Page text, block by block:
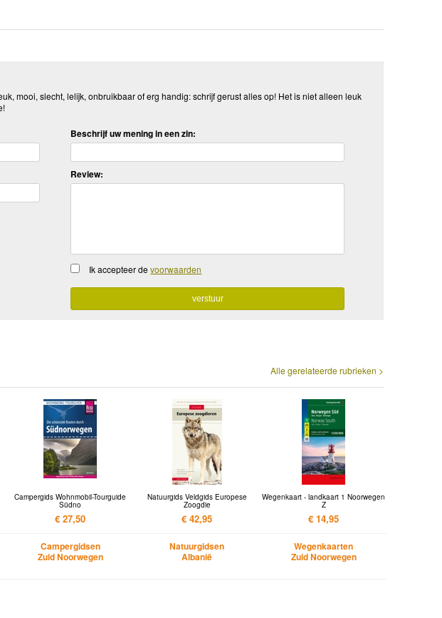
mooi, slecht, lelijk, onbruikbaar of erg handig: schrijf gerust alles op! Het is niet alleen leuk
Beschrijf uw mening in een zin:
Review:
Ik accepteer devoorwaarden
Alle gerelateerde rubrieken >
Campergids Wohnmobil-Tourguide
Südno
€ 27,50
Campergidsen
Zuid Noorwegen
Natuurgids Veldgids Europese
Zoogdie
€ 42,95
Natuurgidsen
Albanië
Wegenkaart - landkaart 1 Noorwegen
Z
€ 14,95
Wegenkaarten
Zuid Noorwegen